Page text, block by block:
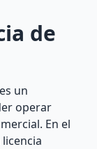
de
un
operar
En el